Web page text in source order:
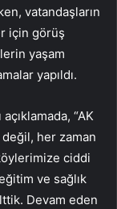
vatandaşların
için görüş
yaşam
yapıldı.
“AK
her zaman
ciddi
ve sağlık
Devam eden